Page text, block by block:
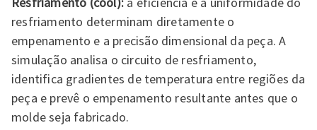
resfriamento determinam diretamente o
empenamento e a precisão dimensional da peça. A
simulação analisa o circuito de resfriamento,
identifica gradientes de temperatura entre regiões da
peça e prevê o empenamento resultante antes que o
molde seja fabricado.